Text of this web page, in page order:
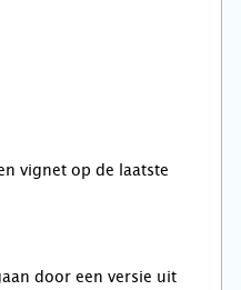
vignet op de laatste
door een versie uit